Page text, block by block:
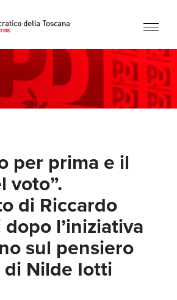
per prima e il
voto”.
di Riccardo
l’iniziativa
sul pensiero
Nilde Iotti